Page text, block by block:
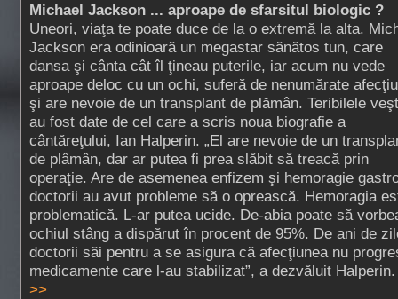
Michael Jackson ... aproape de sfarsitul biologic ?
Uneori, viaţa te poate duce de la o extremă la alta.
Jackson era odinioară un megastar sănătos tun, care
dansa şi cânta cât îl ţineau puterile, iar acum nu vede
aproape deloc cu un ochi, suferă de nenumărate
şi are nevoie de un transplant de plămân. Teribilele
au fost date de cel care a scris noua biografie a
cântăreţului, Ian Halperin. „El are nevoie de un
de plâmân, dar ar putea fi prea slăbit să treacă prin
operaţie. Are de asemenea enfizem şi hemoragie
doctorii au avut probleme să o oprească. Hemoragia
problematică. L-ar putea ucide. De-abia poate să
ochiul stâng a dispărut în procent de 95%. De ani de
doctorii săi pentru a se asigura că afecţiunea nu
medicamente care l-au stabilizat”, a dezvăluit
>>